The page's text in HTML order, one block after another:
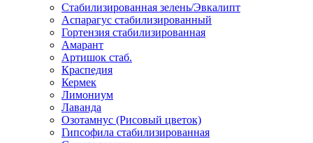
Стабилизированная зелень/Эвкалипт
Аспарагус стабилизированный
Гортензия стабилизированная
Амарант
Артишок стаб.
Краспедия
Кермек
Лимониум
Лаванда
Озотамнус (Рисовый цветок)
Гипсофила стабилизированная